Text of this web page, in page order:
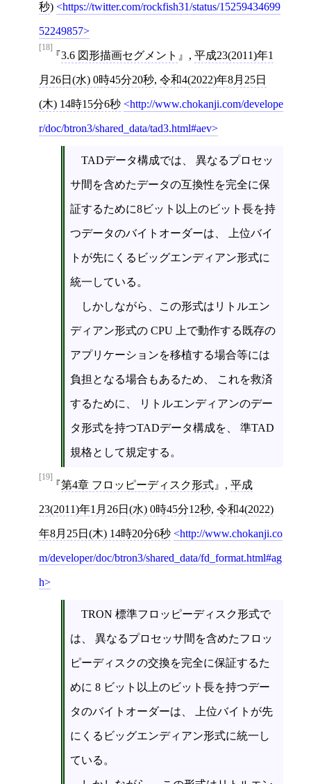
秒) https://twitter.com/rockfish31/status/15259434699
52249857
[18]
3.6 図形描画セグメント , 平成23(2011)年1
月26日(水) 0時45分20秒, 令和4(2022)年8月25日
(木) 14時15分6秒 http://www.chokanji.com/develope
r/doc/btron3/shared_data/tad3.html#aev
TADデータ構成では、 異なるプロセッ
サ間を含めたデータの互換性を完全に保
証するために8ビット以上のビット長を持
つデータのバイトオーダーは、 上位バイ
トが先にくるビッグエンディアン形式に
統一している。
しかしながら、この形式はリトルエン
ディアン形式の CPU 上で動作する既存の
アプリケーションを移植する場合等には
負担となる場合もあるため、 これを救済
するために、 リトルエンディアンのデー
タ形式を持つTADデータ構成を、 準TAD
規格として規定する。
[19]
第4章 フロッピーディスク形式 , 平成
23(2011)年1月26日(水) 0時45分12秒, 令和4(2022)
年8月25日(木) 14時20分6秒 http://www.chokanji.co
m/developer/doc/btron3/shared_data/fd_format.html#ag
h
TRON 標準フロッピーディスク形式で
は、 異なるプロセッサ間を含めたフロッ
ピーディスクの交換を完全に保証するた
めに 8 ビット以上のビット長を持つデー
タのバイトオーダーは、 上位バイトが先
にくるビッグエンディアン形式に統一し
ている。